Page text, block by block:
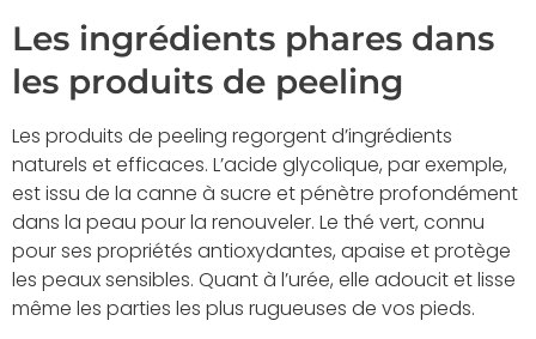
Les ingrédients phares dans
les produits de peeling
Les produits de peeling regorgent d’ingrédients
naturels et efficaces. L’acide glycolique, par exemple,
est issu de la canne à sucre et pénètre profondément
dans la peau pour la renouveler. Le thé vert, connu
pour ses propriétés antioxydantes, apaise et protège
les peaux sensibles. Quant à l’urée, elle adoucit et lisse
même les parties les plus rugueuses de vos pieds.